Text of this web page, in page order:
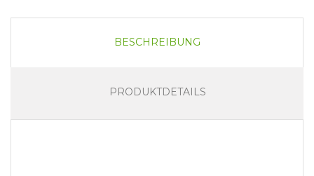
BESCHREIBUNG
PRODUKTDETAILS